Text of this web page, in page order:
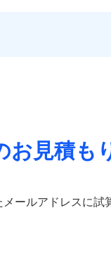
お見積も
ールアドレスに試